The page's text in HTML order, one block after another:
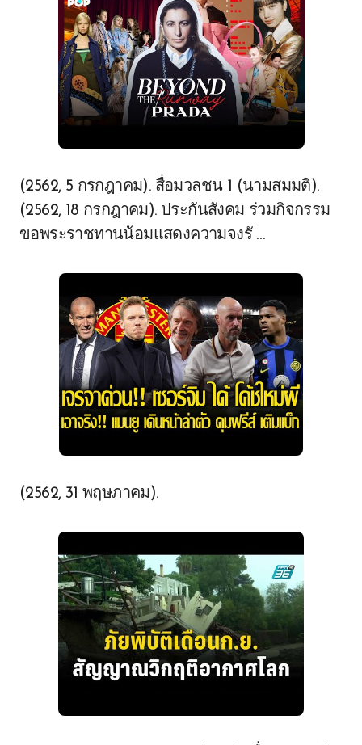
(2562, 5 กรกฎาคม). สื่อมวลชน 1 (นามสมมติ).
(2562, 18 กรกฎาคม). ประกันสังคม ร่วมกิจกรรม
ขอพระราชทานน้อมแสดงความจงรั …
(2562, 31 พฤษภาคม).